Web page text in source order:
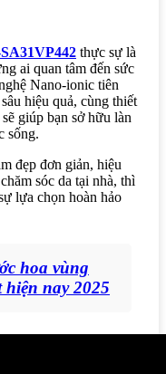
thực sự là
ai quan tâm đến sức
Nano-ionic tiên
hiệu quả, cùng thiết
giúp bạn sở hữu làn
sống.
đẹp đơn giản, hiệu
sóc da tại nhà, thì
lựa chọn hoàn hảo
hoa vùng
nay 2025